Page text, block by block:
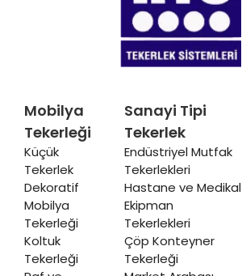
Mobilya
Tekerleği
Küçük
Tekerlek
Dekoratif
Mobilya
Tekerleği
Koltuk
Tekerleği
Sanayi Tipi
Tekerlek
Endüstriyel Mutfak
Tekerlekleri
Hastane ve Medikal
Ekipman
Tekerlekleri
Çöp Konteyner
Tekerleği